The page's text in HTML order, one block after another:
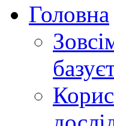
Головна